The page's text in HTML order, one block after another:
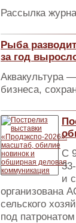
Рассылка
Рыба
за год
Аквакультура
бизнеса,
С
и
организована
сельского
под